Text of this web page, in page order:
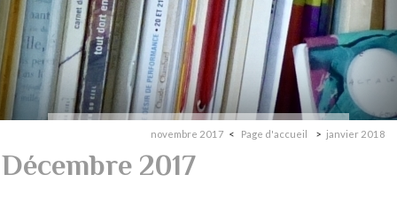
novembre 2017 Page d'accueil janvier 2018
Décembre 2017